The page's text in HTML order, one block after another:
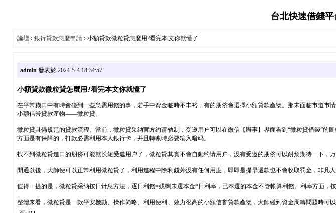
台北快速借錢
論壇› 銀行貸款怎麼申請› 小額貸款微粒貸怎麼用?看完本文你就懂了
admin發表於 2024-5-4 18:34:57
小額貸款微粒貸怎麼用?看完本文你就懂了
在平常糊口中有時會碰到一些急需用錢的事，若手中資金临時不丰裕，有的朋侪會選擇小額貸款產物。那末面临市道
小額信誉貸款產物——微粒貸。
微粒貸具備規范的貸款流程。當前，微粒貸采纳官方约请轨制，受邀用户可以在微信【辦事】界面看到“微粒貸借錢”
方面是有保障的，打款必需利用本人銀行卡，并且轉账時必要输入暗码。
找不到微粒貸進口的朋侪可能就长短受邀用户了，微粒貸其實不會自動约请用户，没有受邀的朋侪可以耐烦期待一下，
開通以後，大師便可以正常利用微粒貸了，利用進程中除利錢外没有任何用度，即即是提早還款也不會收取罚金，非
值得一提的是，微粒貸采纳按日计息方法，逐日利錢=残剩未還本金*日利率，已奉還的本金不管帐算利錢。利率方面，按
整體来看，微粒貸是一款平安機動、操作简略、利用便利、效力很高的小額信誉貸款產物，大師碰到資金周轉問题時可以